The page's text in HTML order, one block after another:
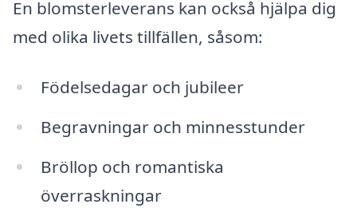
En blomsterleverans kan också hjälpa dig
med olika livets tillfällen, såsom:
Födelsedagar och jubileer
Begravningar och minnesstunder
Bröllop och romantiska
överraskningar